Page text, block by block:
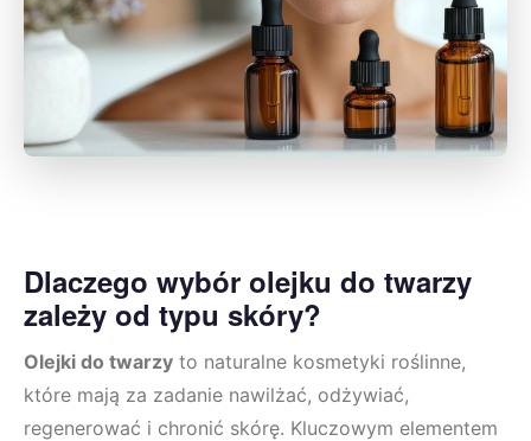
Dlaczego wybór olejku do twarzy
zależy od typu skóry?
Olejki do twarzy to naturalne kosmetyki roślinne,
które mają za zadanie nawilżać, odżywiać,
regenerować i chronić skórę. Kluczowym elementem